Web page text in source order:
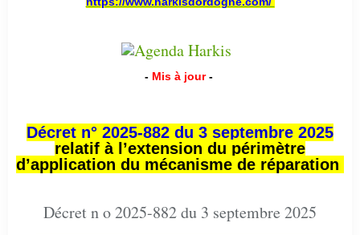
- Mis à jour -
Décret n° 2025-882 du 3 septembre 2025
relatif à l’extension du périmètre
d’application du mécanisme de réparation
Décret n o 2025-882 du 3 septembre 2025